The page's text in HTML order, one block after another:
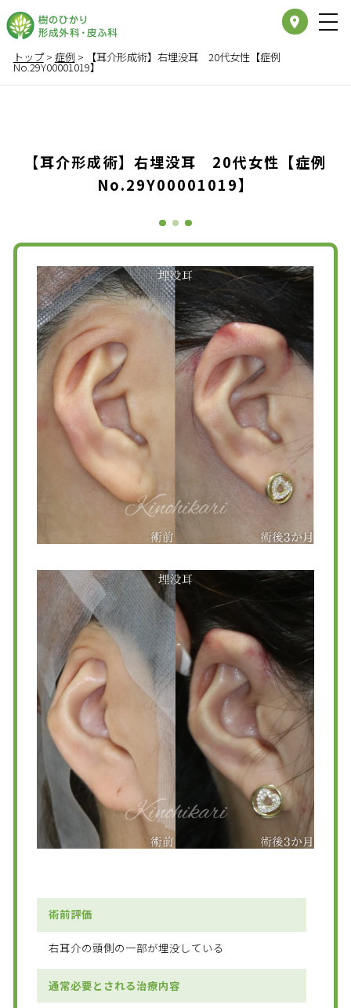
place
トップ> 症例 > 【耳介形成術】右埋没耳 20代女性【症例
No.29Y00001019】
【耳介形成術】右埋没耳 20代女性【症例
No.29Y00001019】
術前評価
右耳介の頭側の一部が埋没している
通常必要とされる治療内容